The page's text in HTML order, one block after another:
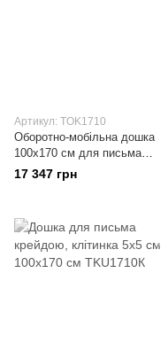
Артикул: TOK1710
Оборотно-мобільна дошка
100x170 см для письма
крейдою/лакована поверхня
(двустороння)
17 347 грн